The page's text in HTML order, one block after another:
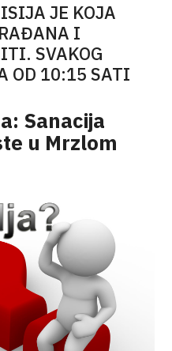
JE KOJA
I
SVAKOG
OD 10:15 SATI
Sanacija
u Mrzlom